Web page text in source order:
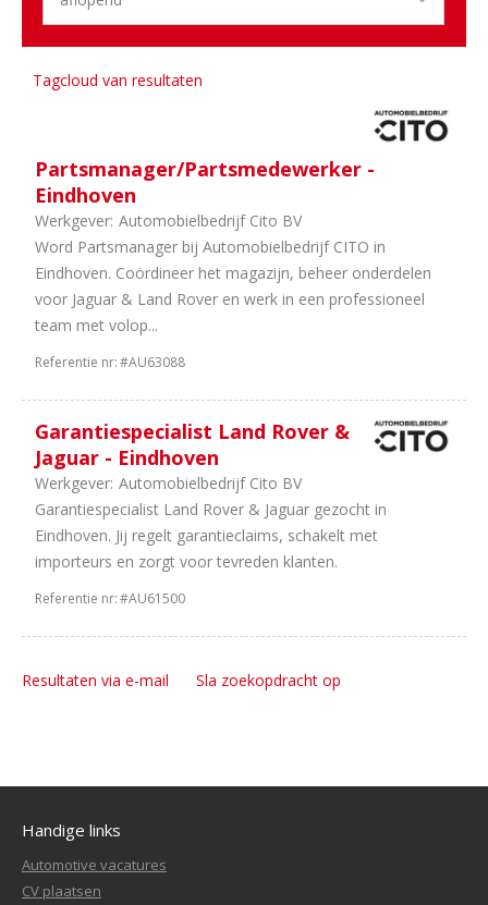
Tagcloud van resultaten
Partsmanager/Partsmedewerker -
Eindhoven
Werkgever: Automobielbedrijf Cito BV
Word Partsmanager bij Automobielbedrijf CITO in
Eindhoven. Coördineer het magazijn, beheer onderdelen
voor Jaguar & Land Rover en werk in een professioneel
team met volop...
Referentie nr:#AU63088
Garantiespecialist Land Rover &
Jaguar - Eindhoven
Werkgever: Automobielbedrijf Cito BV
Garantiespecialist Land Rover & Jaguar gezocht in
Eindhoven. Jij regelt garantieclaims, schakelt met
importeurs en zorgt voor tevreden klanten.
Referentie nr:#AU61500
Resultaten via e-mail Sla zoekopdracht op
Handige links
Automotive vacatures
CV plaatsen